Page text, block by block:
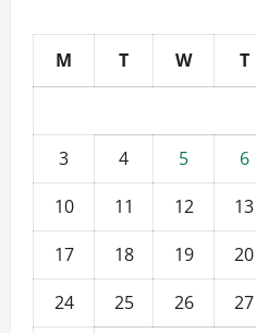
M T W T
3
4 5 6
10
11 12 13
17
18 19 20
24
25 26 27